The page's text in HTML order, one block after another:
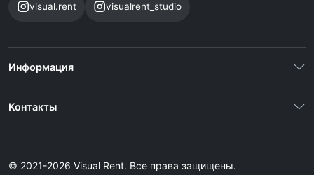
visual.rent visualrent_studio
Информация
Контакты
© 2021-2026 Visual Rent. Все права защищены.